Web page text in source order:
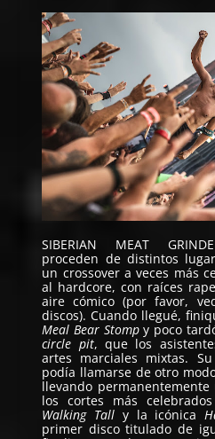
SIBERIAN MEAT
proceden de distintos
un crossover a veces más
al hardcore, con raíces
aire cómico (por favor,
discos). Cuando llegué,
Meal Bear Stompy poco
circle pit, que los
artes marciales mixtas.
podía llamarse de otro
llevando permanentemente
los cortes más
Walking Tall y la icónica
primer disco titulado de